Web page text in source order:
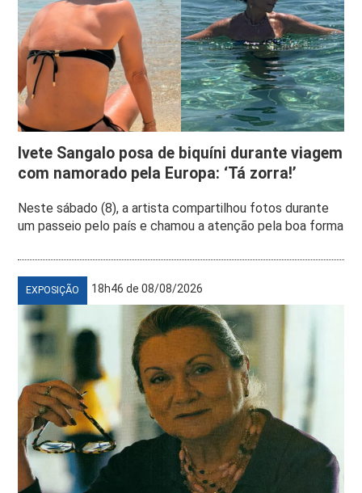
Ivete Sangalo posa de biquíni durante viagem
com namorado pela Europa: ‘Tá zorra!’
Neste sábado (8), a artista compartilhou fotos durante
um passeio pelo país e chamou a atenção pela boa forma
EXPOSIÇÃO 18h46 de 08/08/2026